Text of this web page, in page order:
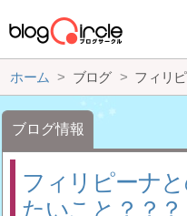
ホーム ブログ フィリ
ブログ情報
フィリピーナ
たいこと？？？